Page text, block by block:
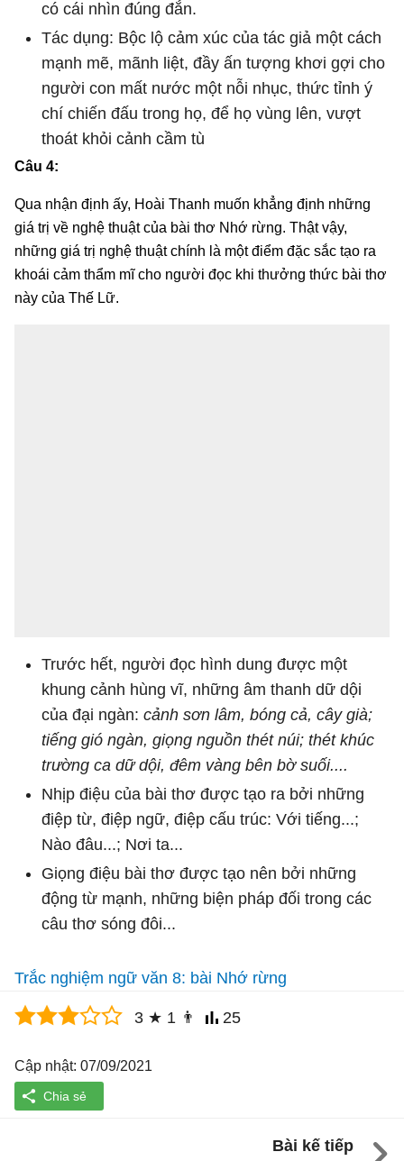
có cái nhìn đúng đắn.
Tác dụng: Bộc lộ cảm xúc của tác giả một cách
mạnh mẽ, mãnh liệt, đầy ấn tượng khơi gợi cho
người con mất nước một nỗi nhục, thức tỉnh ý
chí chiến đấu trong họ, để họ vùng lên, vượt
thoát khỏi cảnh cầm tù
Câu 4:
Qua nhận định ấy, Hoài Thanh muốn khẳng định những
giá trị về nghệ thuật của bài thơ Nhớ rừng. Thật vậy,
những giá trị nghệ thuật chính là một điểm đặc sắc tạo ra
khoái cảm thẩm mĩ cho người đọc khi thưởng thức bài thơ
này của Thế Lữ.
Trước hết, người đọc hình dung được một
khung cảnh hùng vĩ, những âm thanh dữ dội
của đại ngàn: cảnh sơn lâm, bóng cả, cây già;
tiếng gió ngàn, giọng nguồn thét núi; thét khúc
trường ca dữ dội, đêm vàng bên bờ suối....
Nhịp điệu của bài thơ được tạo ra bởi những
điệp từ, điệp ngữ, điệp cấu trúc: Với tiếng...;
Nào đâu...; Nơi ta...
Giọng điệu bài thơ được tạo nên bởi những
động từ mạnh, những biện pháp đối trong các
câu thơ sóng đôi...
Trắc nghiệm ngữ văn 8: bài Nhớ rừng
3 ★ 1 👨 25
Cập nhật: 07/09/2021
Bài kế tiếp